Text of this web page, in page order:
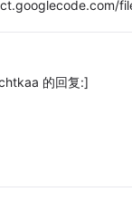
的回复:]